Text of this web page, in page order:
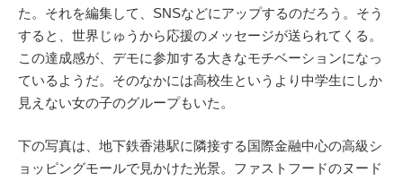
た。それを編集して、SNSなどにアップするのだろう。そう
すると、世界じゅうから応援のメッセージが送られてくる。
この達成感が、デモに参加する大きなモチベーションになっ
ているようだ。そのなかには高校生というより中学生にしか
見えない女の子のグループもいた。
下の写真は、地下鉄香港駅に隣接する国際金融中心の高級シ
ョッピングモールで見かけた光景。ファストフードのヌード